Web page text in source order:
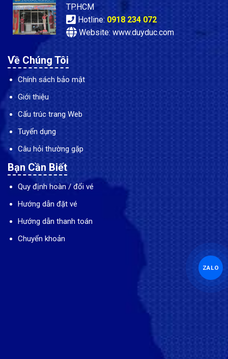
TP.HCM
Hotline: 0918 234 072
Website: www.duyduc.com
Về Chúng Tôi
Chính sách bảo mật
Giới thiệu
Cấu trúc trang Web
Tuyển dụng
Câu hỏi thường gặp
Bạn Cần Biết
Quy định hoàn / đổi vé
Hướng dẫn đặt vé
Hướng dẫn thanh toán
Chuyển khoản
ZALO